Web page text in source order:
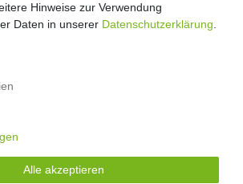
gelistet auf:
Hinweise zur Verwendung
Daten in unserer Daten­schutz­erklärung
Alle akzeptieren
Hinweise zur Verwendung
Daten in unserer Daten­schutz­erklärung
Alle akzeptieren